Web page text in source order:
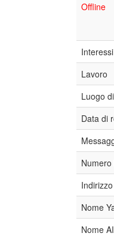
Offline
Interessi
Lavoro
Luogo
Data di
Numero
Nome
Nome